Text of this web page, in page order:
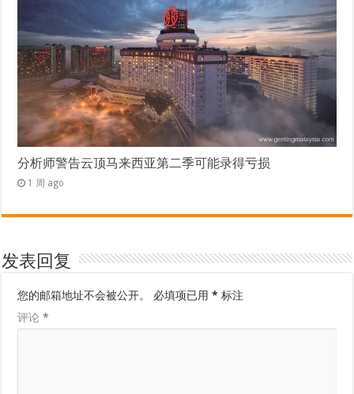
分析师警告云顶马来西亚第二季可能录得亏损
1 周 ago
发表回复
您的邮箱地址不会被公开。 必填项已用* 标注
评论*